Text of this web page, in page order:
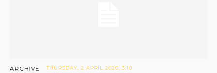
ARCHIVE THURSDAY, 2 APRIL 2020, 3:10